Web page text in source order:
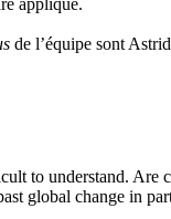
appliqué.
de l’équipe sont
to understand. Are
global change in